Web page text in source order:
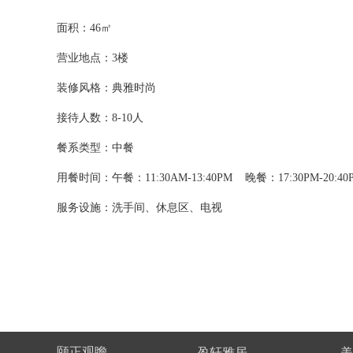
面积： 46㎡
营业地点：3楼
装修风格：典雅时尚
接待人数：8-10人
餐系类型：中餐
用餐时间：午餐：11:30AM-13:40PM 晚餐：17:30PM-
服务设施：洗手间、休息区、电视